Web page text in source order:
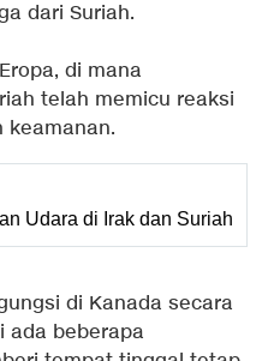
dari Suriah.
di mana
telah memicu reaksi
keamanan.
Udara di Irak dan Suriah
di Kanada secara
ada beberapa